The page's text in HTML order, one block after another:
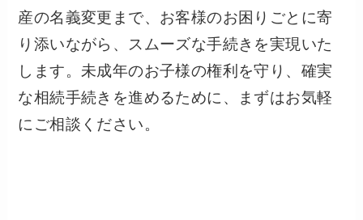
産の名義変更まで、お客様のお困りごとに寄
り添いながら、スムーズな手続きを実現いた
します。未成年のお子様の権利を守り、確実
な相続手続きを進めるために、まずはお気軽
にご相談ください。